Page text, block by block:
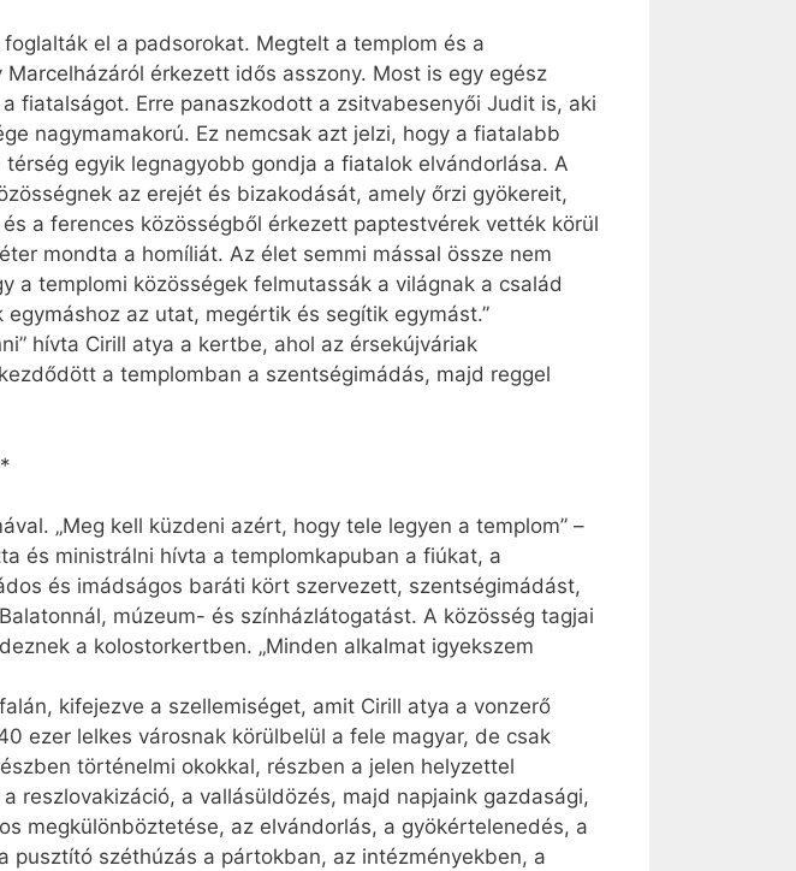
el a padsorokat. Megtelt a templom és a
érkezett idős asszony. Most is egy egész
fiatalságot. Erre panaszkodott a zsit­vabesenyői Judit is, aki
nagymamakorú. Ez nemcsak azt jelzi, hogy a fiatalabb
egyik legnagyobb gondja a fiatalok elvándorlása. A
az erejét és bizakodását, amely őrzi gyökereit,
a ferences közösségből érkezett paptestvérek vették körül
mondta a homíliát. Az élet semmi mással össze nem
a templomi közösségek felmutassák a világnak a család
az utat, megértik és segítik egymást.”
hívta Cirill atya a kertbe, ahol az érsekújváriak
a templomban a szentségimádás, majd reggel
„Meg kell küzdeni azért, hogy tele legyen a templom” –
és ministrálni hívta a templomkapuban a fiúkat, a
és imádságos baráti kört szervezett, szentségimádást,
múzeum- és színházlátogatást. A közösség tagjai
a kolostorkertben. „Minden alkalmat igyekszem
kifejezve a szellemiséget, amit Cirill atya a vonzerő
ezer lelkes városnak körülbelül a fele magyar, de csak
történelmi okokkal, részben a jelen helyzettel
reszlovakizáció, a vallásüldözés, majd napjaink gazdasági,
megkülönböztetése, az elvándorlás, a gyökértelenedés, a
széthúzás a pártokban, az intézményekben, a